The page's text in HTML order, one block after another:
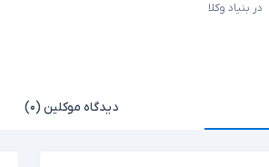
در بنیاد وکلا
دیدگاه موکلین (۰)